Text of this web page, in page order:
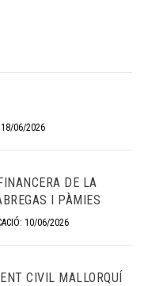
18/06/2026
DE LA
I PÀMIES
10/06/2026
CIVIL MALLORQUÍ